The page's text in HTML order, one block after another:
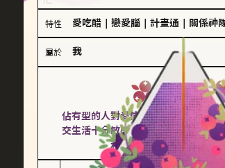
特性 愛吃醋 戀愛腦 計畫通 關係神
屬於 我
佔有型
胡椒、肉桂
佔有型的人對愛情有強烈的保護欲，
交生活十分敏感、容易吃醋。在關係
和激情，但也可能讓人感